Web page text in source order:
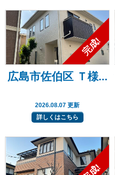
広島市佐伯区 Ｔ様...
2026.08.07 更新
詳しくはこちら